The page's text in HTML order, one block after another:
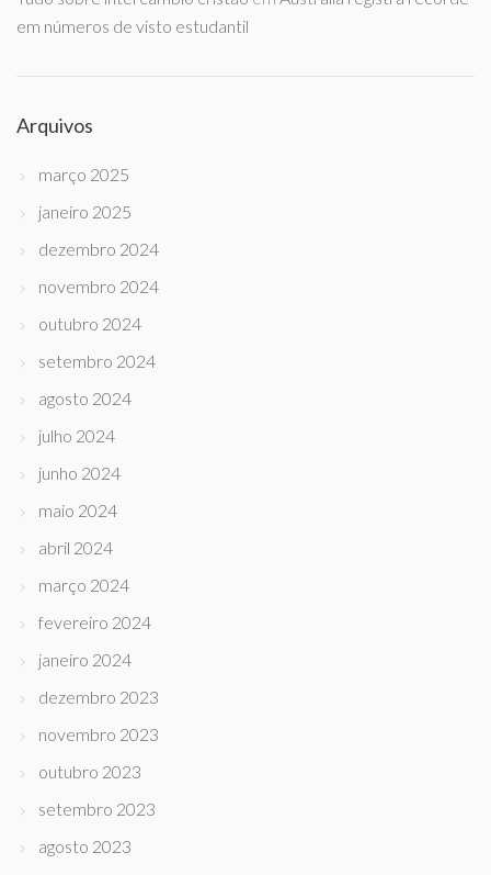
em números de visto estudantil
Arquivos
março 2025
janeiro 2025
dezembro 2024
novembro 2024
outubro 2024
setembro 2024
agosto 2024
julho 2024
junho 2024
maio 2024
abril 2024
março 2024
fevereiro 2024
janeiro 2024
dezembro 2023
novembro 2023
outubro 2023
setembro 2023
agosto 2023